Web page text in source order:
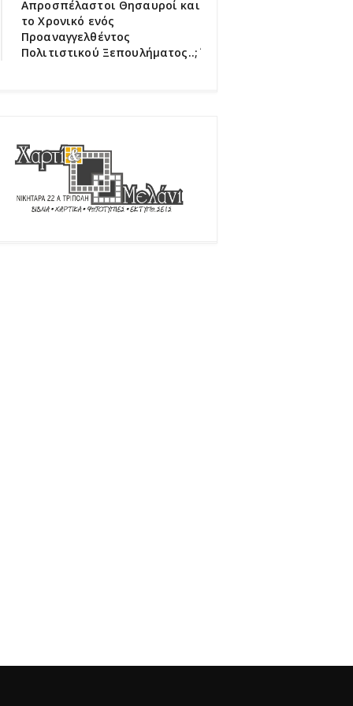
Απροσπέλαστοι Θησαυροί και
το Χρονικό ενός
Προαναγγελθέντος
Πολιτιστικού Ξεπουλήματος..;΄΄